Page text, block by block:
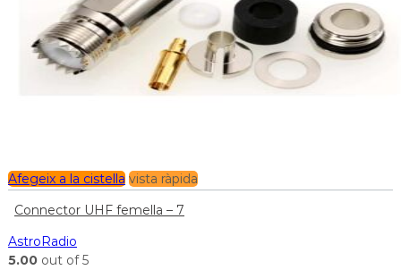
Afegeix a la cistella vista ràpida
Connector UHF femella – 7
AstroRadio
5.00 out of 5